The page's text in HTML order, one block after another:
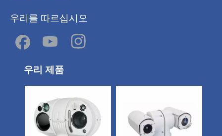
우리를 따르십시오
우리 제품